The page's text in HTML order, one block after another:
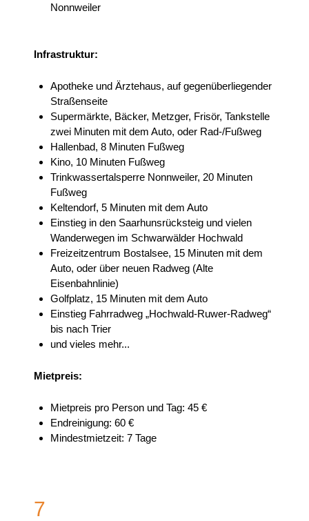
Nonnweiler
Infrastruktur:
Apotheke und Ärztehaus, auf gegenüberliegender
Straßenseite
Supermärkte, Bäcker, Metzger, Frisör, Tankstelle
zwei Minuten mit dem Auto, oder Rad-/Fußweg
Hallenbad, 8 Minuten Fußweg
Kino, 10 Minuten Fußweg
Trinkwassertalsperre Nonnweiler, 20 Minuten
Fußweg
Keltendorf, 5 Minuten mit dem Auto
Einstieg in den Saarhunsrücksteig und vielen
Wanderwegen im Schwarwälder Hochwald
Freizeitzentrum Bostalsee, 15 Minuten mit dem
Auto, oder über neuen Radweg (Alte
Eisenbahnlinie)
Golfplatz, 15 Minuten mit dem Auto
Einstieg Fahrradweg „Hochwald-Ruwer-Radweg“
bis nach Trier
und vieles mehr...
Mietpreis:
Mietpreis pro Person und Tag: 45 €
Endreinigung: 60 €
Mindestmietzeit: 7 Tage
7